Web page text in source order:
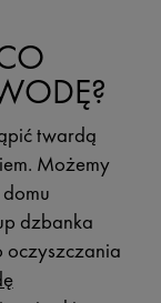
twardą
Możemy
dzbanka
oczyszczania